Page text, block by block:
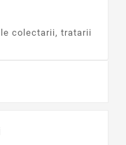
colectarii, tratarii